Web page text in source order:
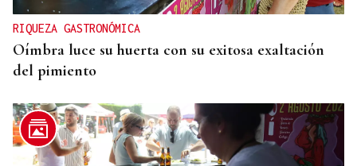
RIQUEZA GASTRONÓMICA
Oímbra luce su huerta con su exitosa exaltación
del pimiento